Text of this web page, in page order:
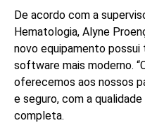
De acordo com a
Hematologia, Alyne
novo equipamento
software mais moderno.
oferecemos aos nossos
e seguro, com a qualidade
completa.